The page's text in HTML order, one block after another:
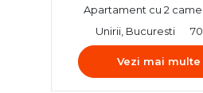
Apartament cu 2
Unirii, Bucuresti
Vezi mai